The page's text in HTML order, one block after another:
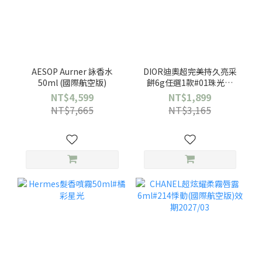
AESOP Aurner 詠香水
50ml (國際航空版)
NT$4,599
NT$7,665
DIOR迪奧超完美持久亮采
餅6g任選1款#01珠光裸
#831蜜糖粉限定款 (專櫃公
司貨)
NT$1,899
NT$3,165